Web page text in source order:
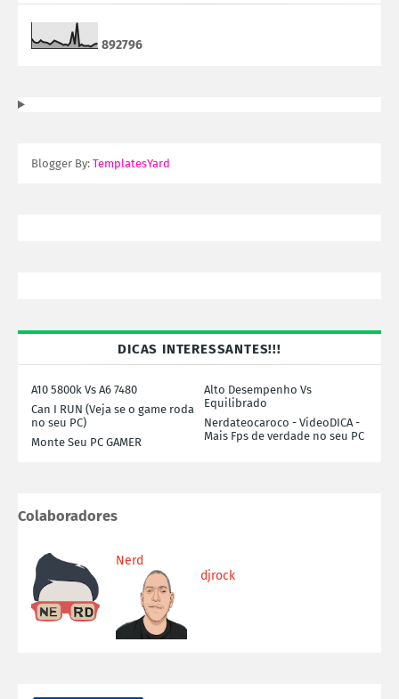
892796
Blogger By: TemplatesYard
DICAS INTERESSANTES!!!
A10 5800k Vs A6 7480
Alto Desempenho Vs
Equilibrado
Can I RUN (Veja se o game roda
no seu PC)
Nerdateocaroco - VideoDICA -
Mais Fps de verdade no seu PC
Monte Seu PC GAMER
Colaboradores
Nerd
djrock